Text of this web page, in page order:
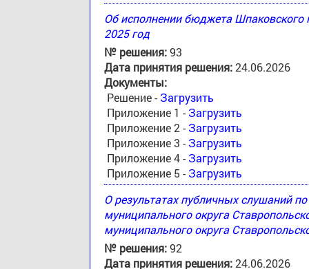
Об исполнении бюджета Шпаковского
2025 год
№ решения:93
Дата принятия решения:24.06.2026
Документы:
Решение - Загрузить
Приложение 1 - Загрузить
Приложение 2 - Загрузить
Приложение 3 - Загрузить
Приложение 4 - Загрузить
Приложение 5 - Загрузить
О результатах публичных слушаний
муниципального округа
муниципального округа
№ решения:92
Дата принятия решения:24.06.2026